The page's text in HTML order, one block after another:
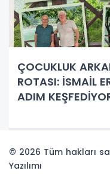
ÇOCUKLUK
ROTASI: İSMAİL
ADIM
© 2026 Tüm hakları
Yazılımı